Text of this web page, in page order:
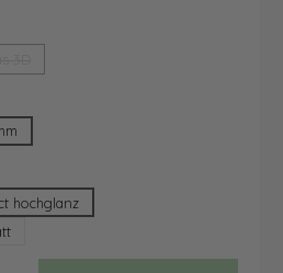
ist zurzeit nicht verfügbar.)
hochglanz